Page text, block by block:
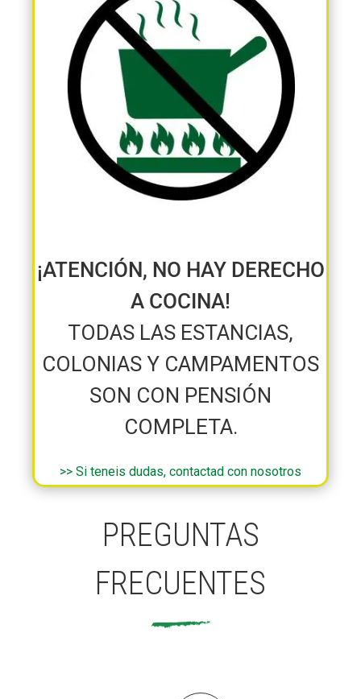
¡ATENCIÓN, NO HAY DERECHO
A COCINA!
TODAS LAS ESTANCIAS,
COLONIAS Y CAMPAMENTOS
SON CON PENSIÓN
COMPLETA.
>> Si teneis dudas, contactad con nosotros
PREGUNTAS
FRECUENTES